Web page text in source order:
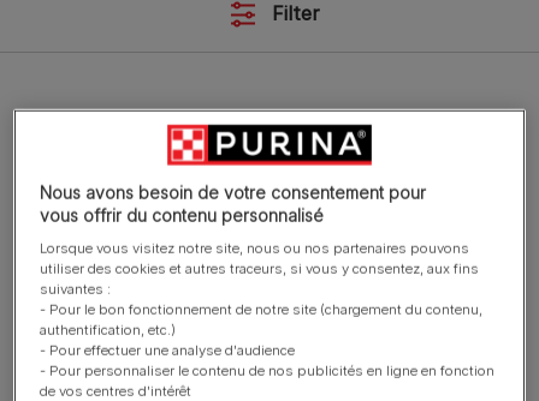
Filter
Suppléments
PRO PLAN® Chien Skin & Coat +
Nous avons besoin de votre consentement pour
vous offrir du contenu personnalisé
Lorsque vous visitez notre site, nous ou nos partenaires pouvons
utiliser des cookies et autres traceurs, si vous y consentez, aux fins
suivantes :
- Pour le bon fonctionnement de notre site (chargement du contenu,
authentification, etc.)
- Pour effectuer une analyse d'audience
- Pour personnaliser le contenu de nos publicités en ligne en fonction
de vos centres d'intérêt